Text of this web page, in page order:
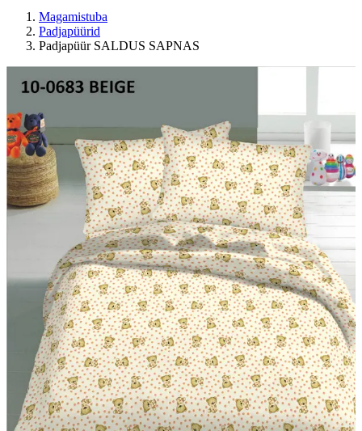
Magamistuba
Padjapüürid
Padjapüür SALDUS SAPNAS